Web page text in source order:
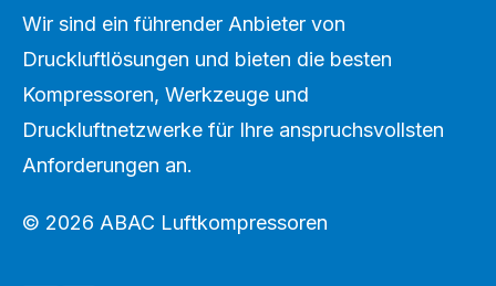
Wir sind ein führender Anbieter von
Druckluftlösungen und bieten die besten
Kompressoren, Werkzeuge und
Druckluftnetzwerke für Ihre anspruchsvollsten
Anforderungen an.
© 2026 ABAC Luftkompressoren